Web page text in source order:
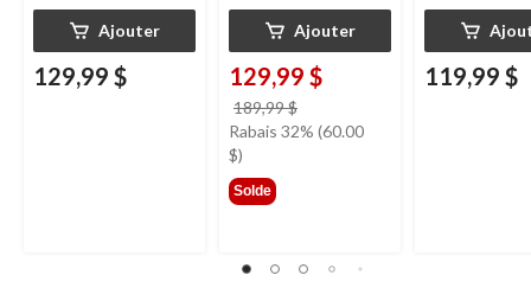
Ajouter
129,99 $
Ajouter
129,99 $
189,99 $
était
Rabais 32% (60.00
$)
Solde
119,99 $